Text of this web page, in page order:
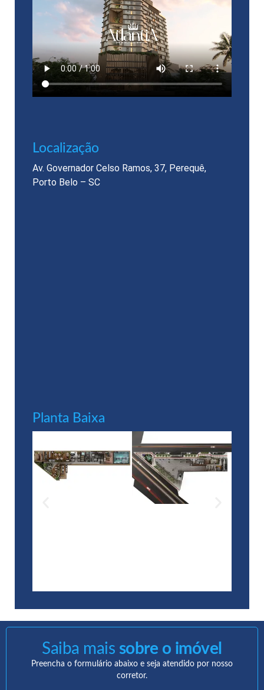
Localização​
Av. Governador Celso Ramos, 37, Perequê,
Porto Belo – SC
Planta Baixa
Saiba mais sobre o imóvel
Preencha o formulário abaixo e seja atendido por nosso
corretor.